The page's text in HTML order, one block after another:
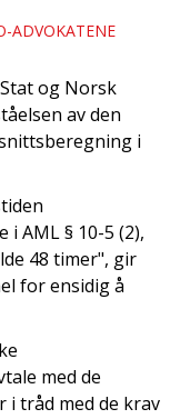
ADVOKATENE
og Norsk
av den
i
AML § 10-5 (2),
48 timer", gir
for ensidig å
med de
tråd med de krav